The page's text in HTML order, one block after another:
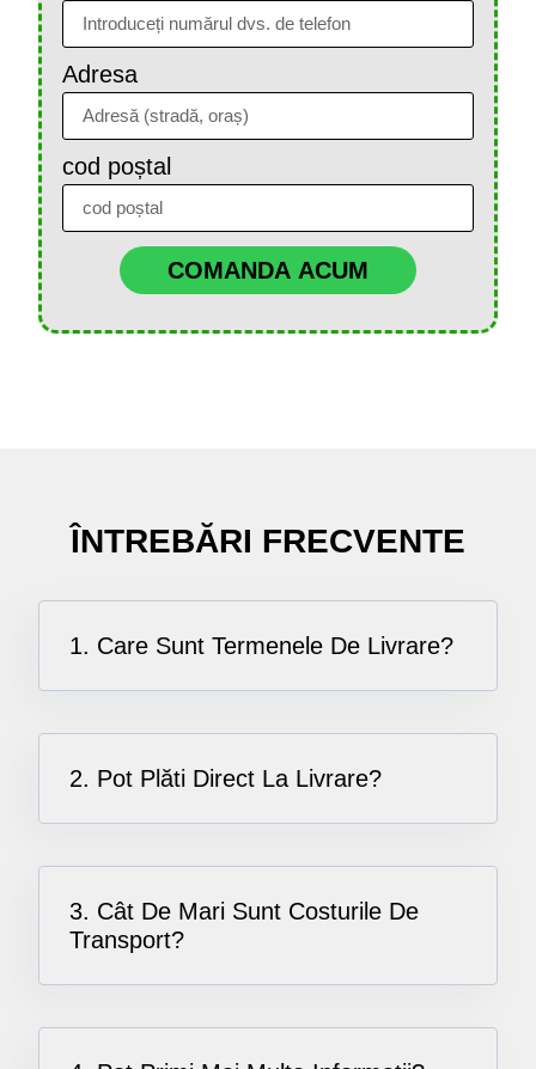
Adresa
cod poștal
COMANDA ACUM
ÎNTREBĂRI FRECVENTE
1. Care Sunt Termenele De Livrare?
2. Pot Plăti Direct La Livrare?
3. Cât De Mari Sunt Costurile De
Transport?